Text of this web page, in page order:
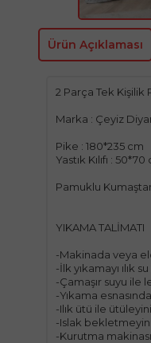
Ürün Açıklaması
2 Parça Tek Kişilik
Marka : Çeyiz
Pike : 180*235 cm
Yastık Kılıfı :
Pamuklu
YIKAMA TALİMATI
-Makinada veya
-İlk yıkamayı ılık
-Çamaşır suyu ile
-Yıkama
-Ilık ütü ile
-Islak
-Kurutma